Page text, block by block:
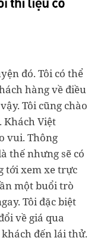
đó. Tôi có thể
hàng về điều
Tôi cũng chào
Khách Việt
vui. Thông
thế nhưng sẽ có
tới xem xe trực
một buổi trò
Tôi đặc biệt
về giá qua
đến lái thử.